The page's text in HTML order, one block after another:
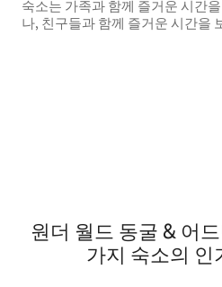
숙소는 가족과 함께 즐거운 시간
나, 친구들과 함께 즐거운 시간을
원더 월드 동굴 & 어
가지 숙소의 인